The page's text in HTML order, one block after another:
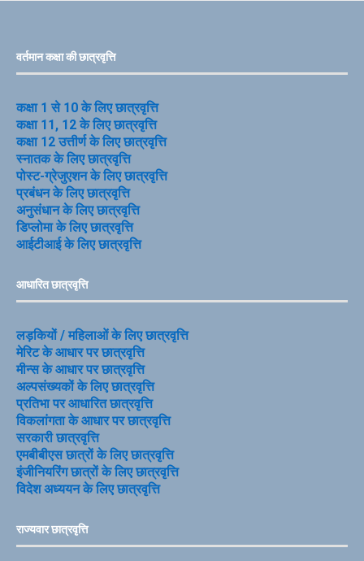
वर्तमान कक्षा की छात्रवृत्ति
कक्षा 1 से 10 के लिए छात्रवृत्ति
कक्षा 11, 12 के लिए छात्रवृत्ति
कक्षा 12 उत्तीर्ण के लिए छात्रवृत्ति
स्नातक के लिए छात्रवृत्ति
पोस्ट-ग्रेजुएशन के लिए छात्रवृत्ति
प्रबंधन के लिए छात्रवृत्ति
अनुसंधान के लिए छात्रवृत्ति
डिप्लोमा के लिए छात्रवृत्ति
आईटीआई के लिए छात्रवृत्ति
आधारित छात्रवृत्ति
लड़कियों / महिलाओं के लिए छात्रवृत्ति
मेरिट के आधार पर छात्रवृत्ति
मीन्स के आधार पर छात्रवृत्ति
अल्पसंख्यकों के लिए छात्रवृत्ति
प्रतिभा पर आधारित छात्रवृत्ति
विकलांगता के आधार पर छात्रवृत्ति
सरकारी छात्रवृत्ति
एमबीबीएस छात्रों के लिए छात्रवृत्ति
इंजीनियरिंग छात्रों के लिए छात्रवृत्ति
विदेश अध्ययन के लिए छात्रवृत्ति
राज्यवार छात्रवृत्ति